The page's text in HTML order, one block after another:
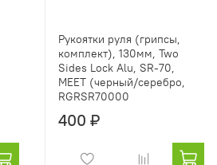
Рукоятки руля (грипсы,
комплект), 130мм, Two
Sides Lock Alu, SR-70,
MEET (черный/серебро,
RGRSR70000
400 ₽